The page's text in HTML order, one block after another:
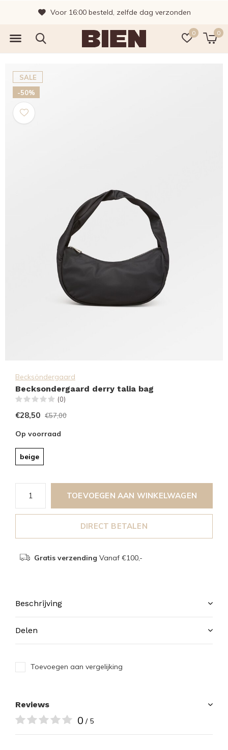
0 0
Voor 16:00 besteld, zelfde dag verzonden
SALE
-50%
Becksöndergaard
Becksondergaard derry talia bag
(0)
€28,50 €57,00
Op voorraad
beige
TOEVOEGEN AAN WINKELWAGEN
DIRECT BETALEN
Gratis verzending Vanaf €100,-
Beschrijving
Delen
Toevoegen aan vergelijking
Reviews
0 / 5